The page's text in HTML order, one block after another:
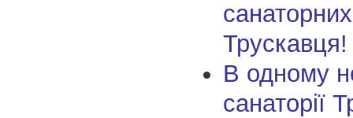
Трускавця!
В одному
санаторії